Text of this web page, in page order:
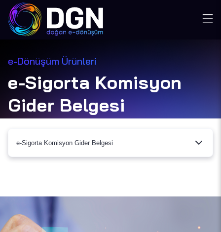
e-Dönüşüm Ürünleri
e-Sigorta Komisyon
Gider Belgesi
e-Sigorta Komisyon Gider Belgesi